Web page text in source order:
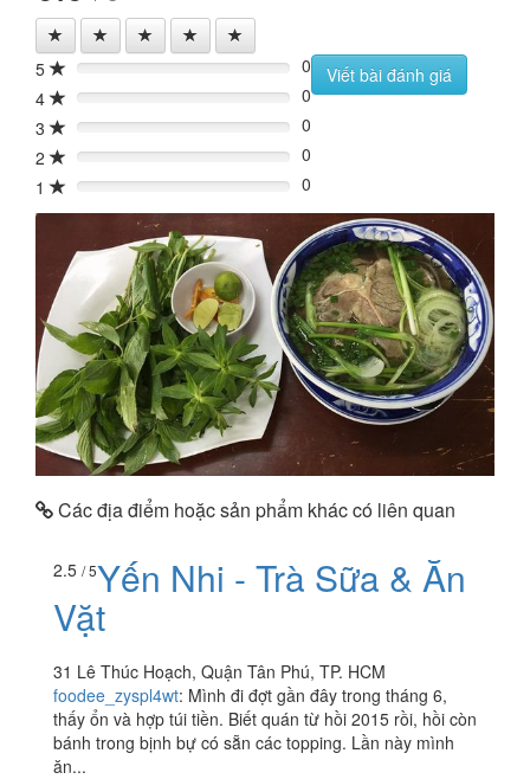
5 0%
0
4
0%
0
3
0%
0
2
0%
0
1
0% 0
Viết bài đánh giá
Các địa điểm hoặc sản phẩm khác có liên quan
2.5 / 5Yến Nhi - Trà Sữa & Ăn
Vặt
31 Lê Thúc Hoạch, Quận Tân Phú, TP. HCM
foodee_zyspl4wt: Mình đi đợt gần đây trong tháng 6,
thấy ổn và hợp túi tiền. Biết quán từ hồi 2015 rồi, hồi còn
bánh trong bịnh bự có sẵn các topping. Lần này mình
ăn...